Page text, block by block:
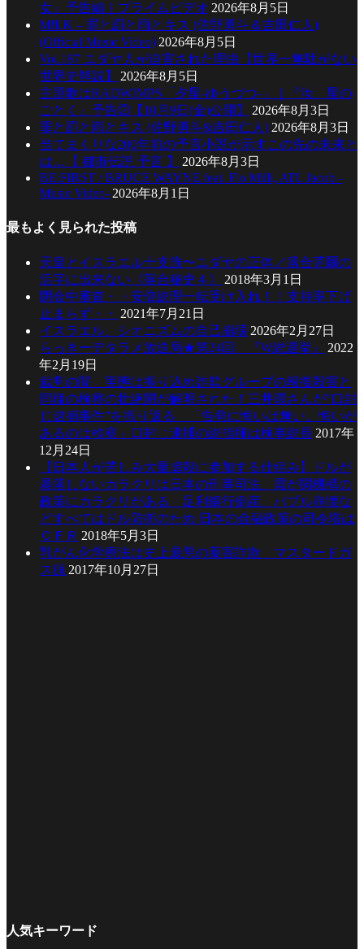
女』予告編｜プライムビデオ 2026年8月5日
M!LK – 罪と罰と雨とキス (佐野勇斗＆吉田仁人)
(Official Music Video) 2026年8月5日
Vol.187 ユダヤ人が迫害された理由【世界一無駄がない
世界史解説】
2026年8月5日
主題歌はRADWIMPS「夕星-ゆうづつ-」｜『汝、星の
ごとく』予告②【10月9日(金)公開】
2026年8月3日
罪と罰と雨とキス (佐野勇斗&吉田仁人) 2026年8月3日
当てまくりな200年前の予言小説が示すこの先の未来と
は…【 都市伝説 予言 】
2026年8月3日
BE:FIRST / BRUCE WAYNE feat. Flo Milli, ATL Jacob -
Music Video- 2026年8月1日
最もよく見られた投稿
天皇とイスラエル十支族〜ユダヤの正体／落合莞爾の
活字に出来ない《落合秘史４》
2018年3月1日
閉会中審査・・安倍総理一転受け入れ！！支持率下げ
止まらず・・
2021年7月21日
イスラエル、シオニズムの自己崩壊 2026年2月27日
らっきーデタラメ放送局★第24回 『W総選挙』
2022
年2月19日
裁判の闇 実態は振り込め詐欺グループの報復殺害と
同様の検察の壮絶闇が解明された！三井環さんが”口封
じ逮捕事件”を振り返る 「告発に悔いは無い。悔いが
あるのは検察」口封じ逮捕の総指揮は検事総長 2017年
12月24日
【日本人が苦しみ大量虐殺に参加する仕組み】ドルが
暴落しないカラクリは日本の刑事司法、霞が関機構の
政策にカラクリがある 足利銀行倒産、バブル崩壊な
どすべてはドル防衛のため 日本の金融政策の司令塔は
ＣＦＲ 2018年5月3日
乳がん化学療法は史上最悪の薬害詐欺 マスタードガ
ス猟 2017年10月27日
人気キーワード